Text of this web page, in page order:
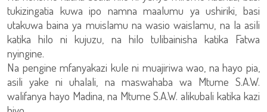
tukizingatia kuwa ipo namna maalumu ya ushiriki, basi
utakuwa baina ya muislamu na wasio waislamu, na la asili
katika hilo ni kujuzu, na hilo tulibainisha katika Fatwa
nyingine.
Na pengine mfanyakazi kule ni muajiriwa wao, na hayo pia,
asili yake ni uhalali, na maswahaba wa Mtume S.A.W.
walifanya hayo Madina, na Mtume S.A.W. alikubali katika kazi